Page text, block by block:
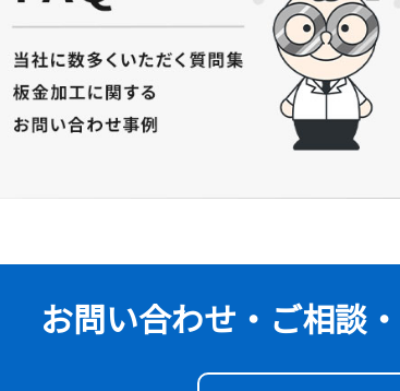
お問い合わせ・ご相談・